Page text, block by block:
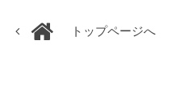
トップページへ